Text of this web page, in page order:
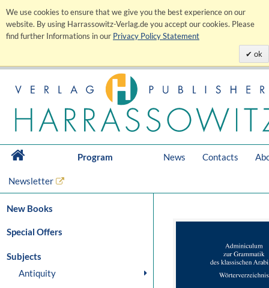
We use cookies to ensure that we give you the best experience on our
website. By using Harrassowitz-Verlag.de you accept our cookies. Please
find further Informations in our Privacy Policy Statement
ok
Program News Contacts
Newsletter
New Books
Special Offers
Subjects
Antiquity